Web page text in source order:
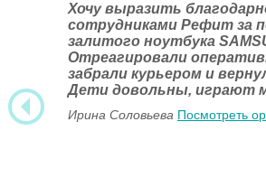
Хочу выразить
сотрудниками Рефит за
залитого ноутбука
Отреагировали
забрали курьером и
Дети довольны, играют
Ирина Соловьева Посмотреть